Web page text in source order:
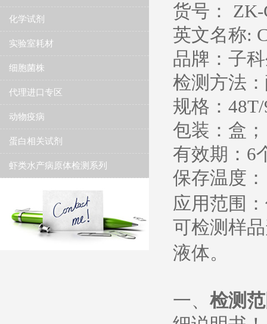
化学试剂
实验室耗材
细胞菌株
代理进口专区
动物疫病
蛋白相关试剂
虾类水产病原体检测系列
货号： ZK-
英文名称:
品牌：子
检测方法
规格：
包装：盒；
有效期： 6
保存温度 ：
应用范围
可检测样
液体。
一、 检测